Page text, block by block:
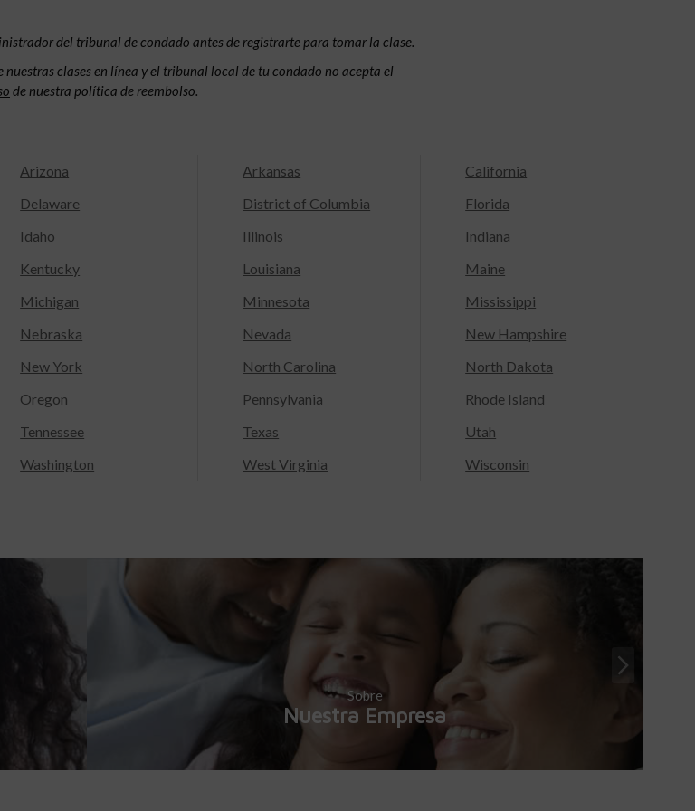
del tribunal de condado antes de registrarte para tomar la clase.
nuestras clases en línea y el tribunal local de tu condado no acepta el
de nuestra política de reembolso.
Arizona Arkansas
California
Delaware District of Columbia
Florida
Idaho Illinois
Indiana
Kentucky Louisiana
Maine
Michigan Minnesota
Mississippi
Nebraska Nevada
New Hampshire
New York North Carolina
North Dakota
Oregon Pennsylvania
Rhode Island
Tennessee Texas
Utah
Washington West Virginia
Wisconsin
Sobre
Nuestra Empresa